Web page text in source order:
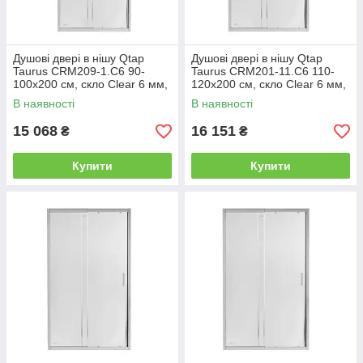
Душові двері в нішу Qtap
Taurus CRM209-1.C6 90-
100x200 см, скло Clear 6 мм,
покриття CalcLess
В наявності
15 068 ₴
Купити
Душові двері в нішу Qtap
Taurus CRM201-11.C6 110-
120x200 см, скло Clear 6 мм,
покриття CalcLess
В наявності
16 151 ₴
Купити